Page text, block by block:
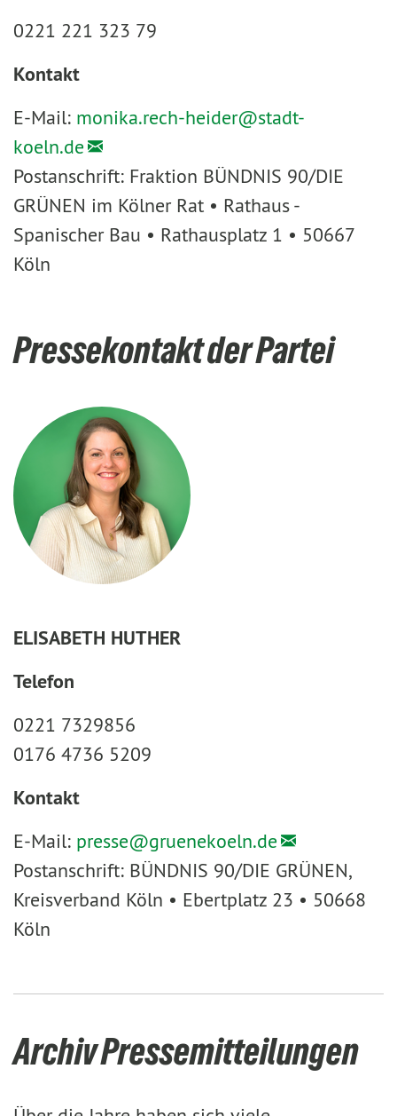
0221 221 323 79
Kontakt
E-Mail: monika.rech-heider@stadt-
koeln.de
Postanschrift: Fraktion BÜNDNIS 90/DIE
GRÜNEN im Kölner Rat • Rathaus -
Spanischer Bau • Rathausplatz 1 • 50667
Köln
Pressekontakt der Partei
ELISABETH HUTHER
Telefon
0221 7329856
0176 4736 5209
Kontakt
E-Mail: presse@gruenekoeln.de
Postanschrift: BÜNDNIS 90/DIE GRÜNEN,
Kreisverband Köln • Ebertplatz 23 • 50668
Köln
Archiv Pressemitteilungen